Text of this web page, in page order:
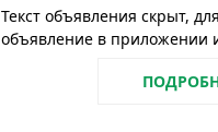
Текст объявления скрыт,
объявление в приложении